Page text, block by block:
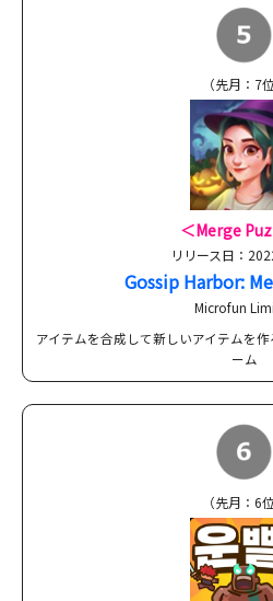
（先月：7位
＜Merge
リリース日：
Gossip Harbor:
Microfun
アイテムを合成して新しいアイテムを
ーム
（先月：6位